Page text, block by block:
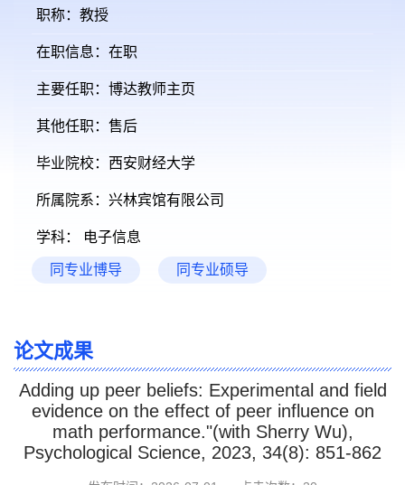
职称：教授
在职信息：在职
主要任职：博达教师主页
其他任职：售后
毕业院校：西安财经大学
所属院系：兴林宾馆有限公司
学科： 电子信息
同专业博导 同专业硕导
论文成果
Adding up peer beliefs: Experimental and field
evidence on the effect of peer influence on
math performance."(with Sherry Wu),
Psychological Science, 2023, 34(8): 851-862